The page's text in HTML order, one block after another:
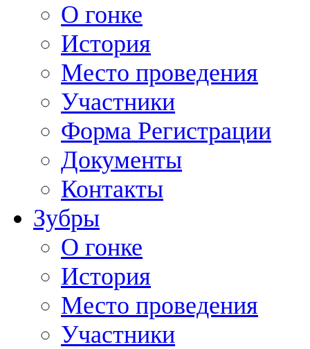
О гонке
История
Место проведения
Участники
Форма Регистрации
Документы
Контакты
Зубры
О гонке
История
Место проведения
Участники